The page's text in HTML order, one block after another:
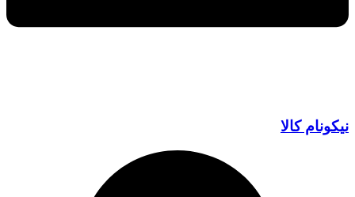
نیکونام کالا